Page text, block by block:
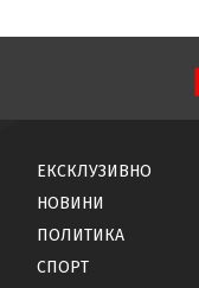
ЕКСКЛУЗИВНО
НОВИНИ
ПОЛИТИКА
СПОРТ